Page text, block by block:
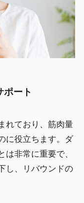
ポート
れており、筋肉量
に役立ちます。ダ
非常に重要で、
し、リバウンドの